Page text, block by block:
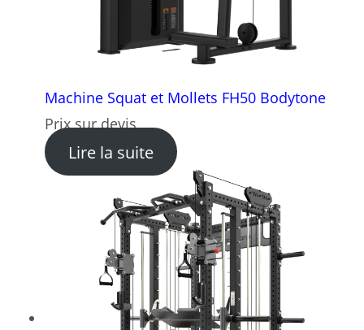
Machine Squat et Mollets FH50 Bodytone
Prix sur devis
Lire la suite: Machine Squat et Mollets